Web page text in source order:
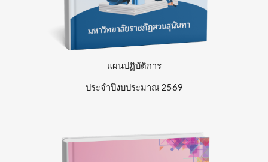
แผนปฏิบัติการ
ประจำปีงบประมาณ 2569